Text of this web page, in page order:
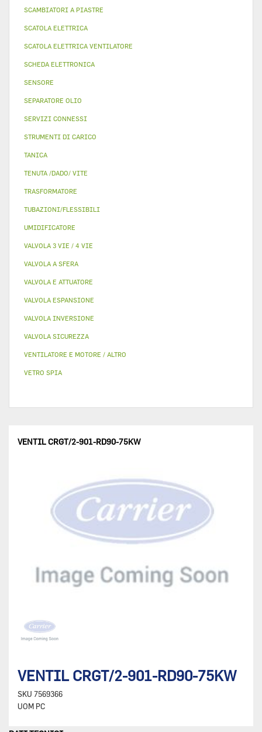
SCAMBIATORI A PIASTRE
SCATOLA ELETTRICA
SCATOLA ELETTRICA VENTILATORE
SCHEDA ELETTRONICA
SENSORE
SEPARATORE OLIO
SERVIZI CONNESSI
STRUMENTI DI CARICO
TANICA
TENUTA /DADO/ VITE
TRASFORMATORE
TUBAZIONI/FLESSIBILI
UMIDIFICATORE
VALVOLA 3 VIE / 4 VIE
VALVOLA A SFERA
VALVOLA E ATTUATORE
VALVOLA ESPANSIONE
VALVOLA INVERSIONE
VALVOLA SICUREZZA
VENTILATORE E MOTORE / ALTRO
VETRO SPIA
VENTIL CRGT/2-901-RD90-75KW
VENTIL CRGT/2-901-RD90-75KW
SKU 7569366
UOM PC